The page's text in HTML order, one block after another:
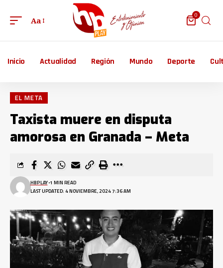
Aa
0
Inicio Actualidad Región Mundo Deporte
EL META
Taxista muere en disputa
amorosa en Granada – Meta
LAST UPDATED: 4 NOVIEMBRE, 2024 7:36 AM
HBPLAY 1 MIN READ